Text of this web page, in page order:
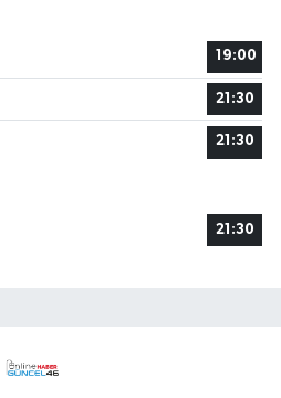
19:00
21:30
21:30
21:30